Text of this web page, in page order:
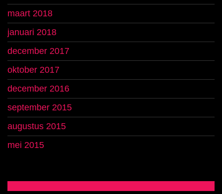
maart 2018
januari 2018
december 2017
oktober 2017
december 2016
september 2015
augustus 2015
mei 2015